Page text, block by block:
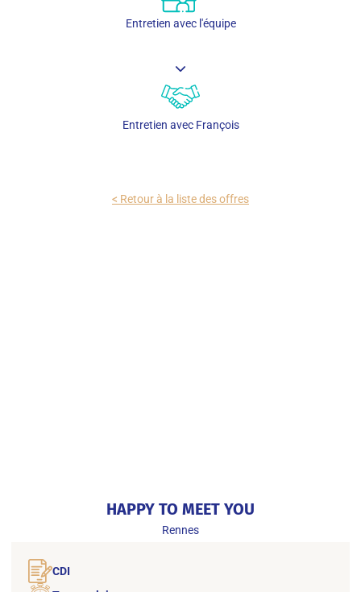
Entretien avec l'équipe
Entretien avec François
< Retour à la liste des offres
HAPPY TO MEET YOU
Rennes
CDI